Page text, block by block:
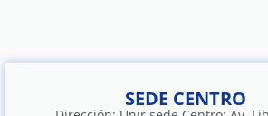
SEDE CENTRO